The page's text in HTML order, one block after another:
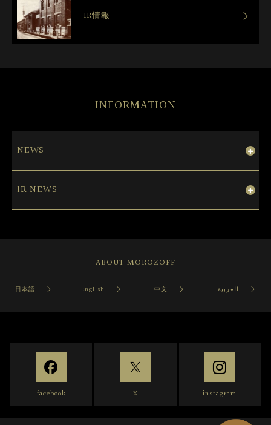
IR情報
INFORMATION
NEWS
IR NEWS
ABOUT MOROZOFF
日本語 English 中文 العربية
facebook X instagram